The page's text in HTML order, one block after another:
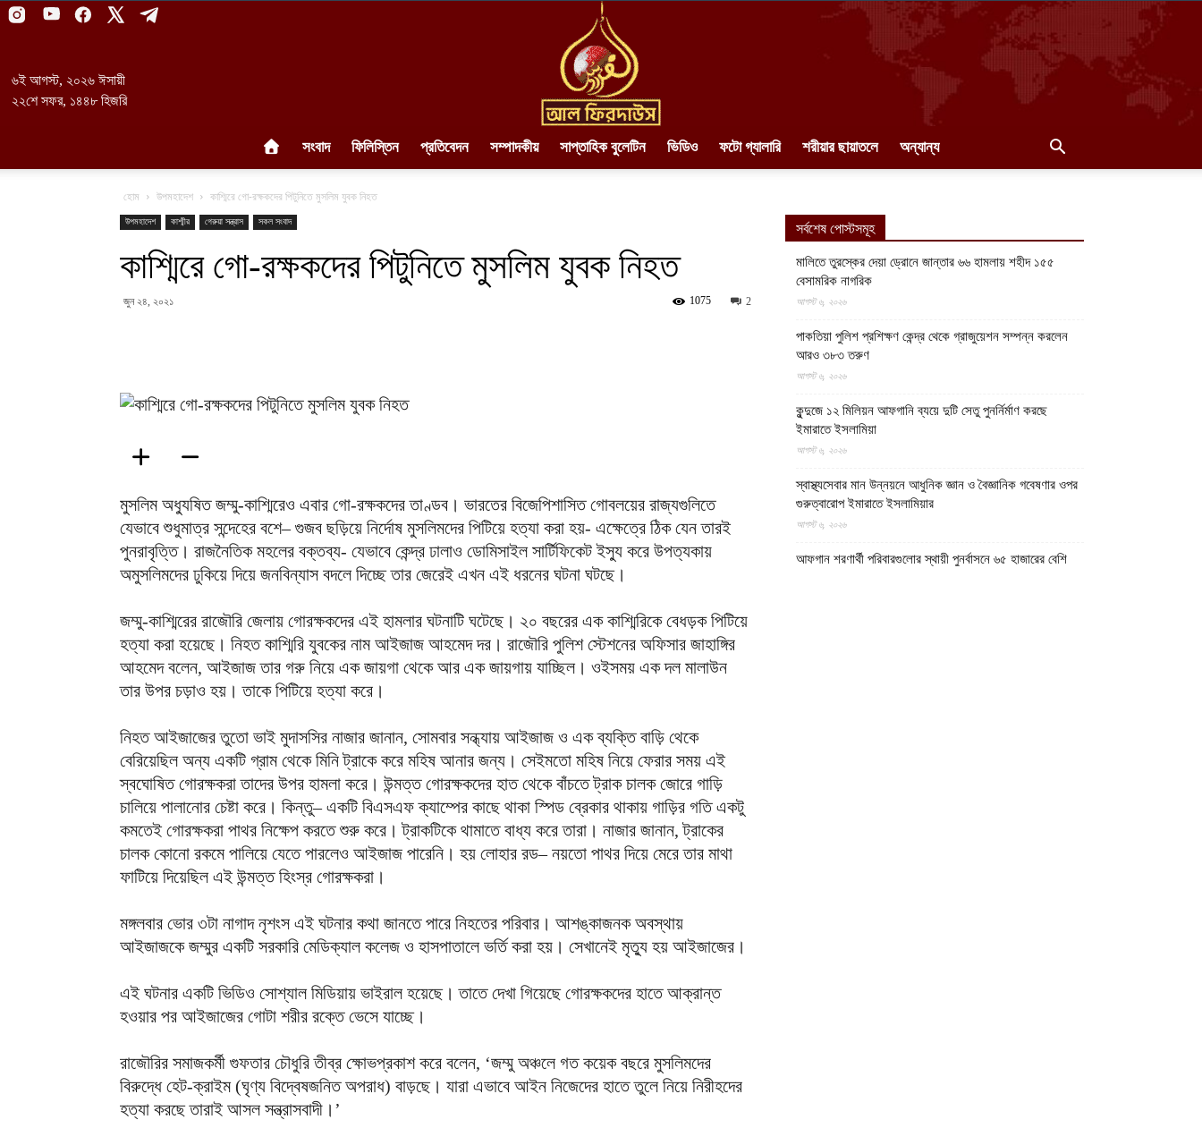
৬ই আগস্ট, ২০২৬ ঈসায়ী
২২শে সফর, ১৪৪৮ হিজরি
ফিরদাউস
সংবাদ ফিলিস্তিন প্রতিবেদন সম্পাদকীয় সাপ্তাহিক বুলেটিন ভিডিও ফটো গ্যালারি শরীয়ার ছায়াতলে অন্যান্য
হোম উপমহাদেশ কাশ্মিরে গো-রক্ষকদের পিটুনিতে মুসলিম যুবক নিহত
উপমহাদেশ কাশ্মীর গেরুয়া সন্ত্রাস সকল সংবাদ
কাশ্মিরে গো-রক্ষকদের পিটুনিতে মুসলিম যুবক নিহত
জুন ২৪, ২০২১ 2
1075
মুসলিম অধ্যুষিত জম্মু-কাশ্মিরেও এবার গো-রক্ষকদের তাণ্ডব। ভারতের বিজেপিশাসিত গোবলয়ের রাজ্যগুলিতে
যেভাবে শুধুমাত্র সন্দেহের বশে– গুজব ছড়িয়ে নির্দোষ মুসলিমদের পিটিয়ে হত্যা করা হয়- এক্ষেত্রে ঠিক যেন তারই
পুনরাবৃত্তি। রাজনৈতিক মহলের বক্তব্য- যেভাবে কেন্দ্র ঢালাও ডোমিসাইল সার্টিফিকেট ইস্যু করে উপত্যকায়
অমুসলিমদের ঢুকিয়ে দিয়ে জনবিন্যাস বদলে দিচ্ছে তার জেরেই এখন এই ধরনের ঘটনা ঘটছে।
জম্মু-কাশ্মিরের রাজৌরি জেলায় গোরক্ষকদের এই হামলার ঘটনাটি ঘটেছে। ২০ বছরের এক কাশ্মিরিকে বেধড়ক পিটিয়ে
হত্যা করা হয়েছে। নিহত কাশ্মিরি যুবকের নাম আইজাজ আহমেদ দর। রাজৌরি পুলিশ স্টেশনের অফিসার জাহাঙ্গির
আহমেদ বলেন, আইজাজ তার গরু নিয়ে এক জায়গা থেকে আর এক জায়গায় যাচ্ছিল। ওইসময় এক দল মালাউন
তার উপর চড়াও হয়। তাকে পিটিয়ে হত্যা করে।
নিহত আইজাজের তুতো ভাই মুদাসসির নাজার জানান, সোমবার সন্ধ্যায় আইজাজ ও এক ব্যক্তি বাড়ি থেকে
বেরিয়েছিল অন্য একটি গ্রাম থেকে মিনি ট্রাকে করে মহিষ আনার জন্য। সেইমতো মহিষ নিয়ে ফেরার সময় এই
স্বঘোষিত গোরক্ষকরা তাদের উপর হামলা করে। উন্মত্ত গোরক্ষকদের হাত থেকে বাঁচতে ট্রাক চালক জোরে গাড়ি
চালিয়ে পালানোর চেষ্টা করে। কিন্তু– একটি বিএসএফ ক্যাম্পের কাছে থাকা স্পিড ব্রেকার থাকায় গাড়ির গতি একটু
কমতেই গোরক্ষকরা পাথর নিক্ষেপ করতে শুরু করে। ট্রাকটিকে থামাতে বাধ্য করে তারা। নাজার জানান, ট্রাকের
চালক কোনো রকমে পালিয়ে যেতে পারলেও আইজাজ পারেনি। হয় লোহার রড– নয়তো পাথর দিয়ে মেরে তার মাথা
ফাটিয়ে দিয়েছিল এই উন্মত্ত হিংস্র গোরক্ষকরা।
মঙ্গলবার ভোর ৩টা নাগাদ নৃশংস এই ঘটনার কথা জানতে পারে নিহতের পরিবার। আশঙ্কাজনক অবস্থায়
আইজাজকে জম্মুর একটি সরকারি মেডিক্যাল কলেজ ও হাসপাতালে ভর্তি করা হয়। সেখানেই মৃত্যু হয় আইজাজের।
এই ঘটনার একটি ভিডিও সোশ্যাল মিডিয়ায় ভাইরাল হয়েছে। তাতে দেখা গিয়েছে গোরক্ষকদের হাতে আক্রান্ত
হওয়ার পর আইজাজের গোটা শরীর রক্তে ভেসে যাচ্ছে।
রাজৌরির সমাজকর্মী গুফতার চৌধুরি তীব্র ক্ষোভপ্রকাশ করে বলেন, ‘জম্মু অঞ্চলে গত কয়েক বছরে মুসলিমদের
বিরুদ্ধে হেট-ক্রাইম (ঘৃণ্য বিদ্বেষজনিত অপরাধ) বাড়ছে। যারা এভাবে আইন নিজেদের হাতে তুলে নিয়ে নিরীহদের
হত্যা করছে তারাই আসল সন্ত্রাসবাদী।’
সর্বশেষ পোস্টসমূহ
মালিতে তুরস্কের দেয়া ড্রোনে জান্তার ৬৬ হামলায় শহীদ ১৫৫
বেসামরিক নাগরিক
আগস্ট ৬, ২০২৬
পাকতিয়া পুলিশ প্রশিক্ষণ কেন্দ্র থেকে গ্রাজুয়েশন সম্পন্ন করলেন
আরও ৩৮৩ তরুণ
আগস্ট ৬, ২০২৬
কুন্দুজে ১২ মিলিয়ন আফগানি ব্যয়ে দুটি সেতু পুনর্নির্মাণ করছে
ইমারাতে ইসলামিয়া
আগস্ট ৬, ২০২৬
স্বাস্থ্যসেবার মান উন্নয়নে আধুনিক জ্ঞান ও বৈজ্ঞানিক গবেষণার ওপর
গুরুত্বারোপ ইমারাতে ইসলামিয়ার
আগস্ট ৬, ২০২৬
আফগান শরণার্থী পরিবারগুলোর স্থায়ী পুনর্বাসনে ৬৫ হাজারের বেশি